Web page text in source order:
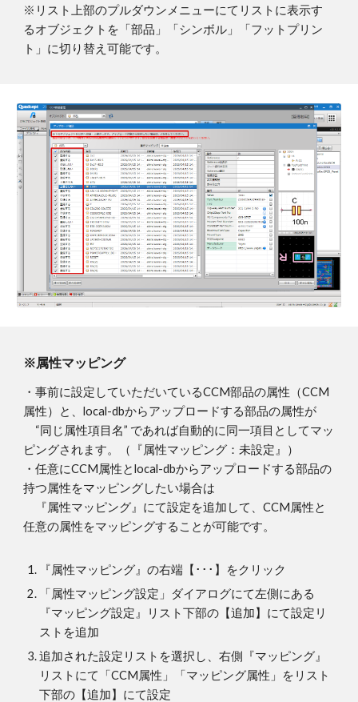
※リスト上部のプルダウンメニューにてリストに表示す
るオブジェクトを「部品」「シンボル」「フットプリン
ト」に切り替え可能です。
※属性マッピング
・事前に設定していただいているCCM部品の属性（CCM
属性）と、local-dbからアップロードする部品の属性が
“同じ属性項目名” であれば自動的に同一項目としてマッ
ピングされます。（『属性マッピング：未設定』）
・任意にCCM属性とlocal-dbからアップロードする部品の
持つ属性をマッピングしたい場合は
『属性マッピング』にて設定を追加して、CCM属性と
任意の属性をマッピングすることが可能です。
『属性マッピング』の右端【･･･】をクリック
「属性マッピング設定」ダイアログにて左側にある
『マッピング設定』リスト下部の【追加】にて設定リ
ストを追加
追加された設定リストを選択し、右側『マッピング』
リストにて「CCM属性」「マッピング属性」をリスト
下部の【追加】にて設定